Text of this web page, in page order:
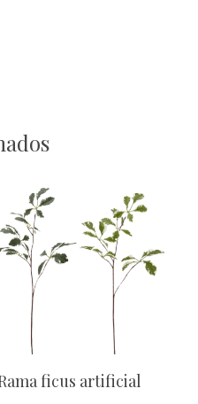
Añadir Al Carrito
ficus artificial